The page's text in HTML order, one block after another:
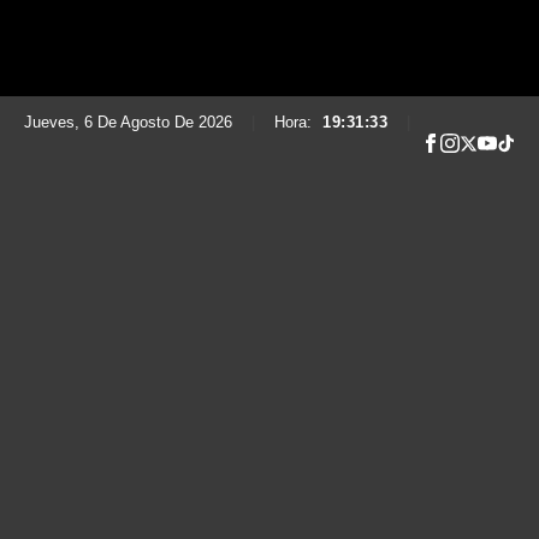
Jueves, 6 De Agosto De 2026 Hora: 19:31:34